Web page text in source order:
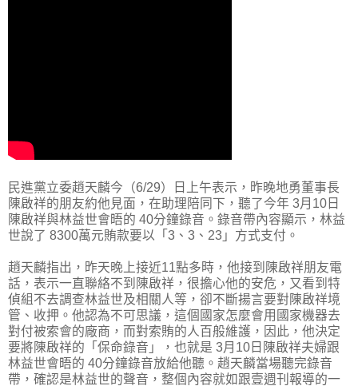
民進黨立委趙天麟今（6/29）日上午表示，昨晚地勇董事長
陳啟祥的朋友約他見面，在助理陪同下，聽了今年 3月10日
陳啟祥與林益世會晤的 40分鐘錄音。錄音帶內容顯示，林益
世說了 8300萬元賄款要以「3、3、23」方式支付。
趙天麟指出，昨天晚上接近11點多時，他接到陳啟祥朋友電
話，表示一直聯絡不到陳啟祥，很擔心他的安危，又看到特
偵組不去調查林益世及相關人等，卻不斷揚言要對陳啟祥境
管、收押。他認為不可思議，這個國家怎麼會用國家機器去
對付被索會的廠商，而對索賄的人百般維護，因此，他決定
要將陳啟祥的「保命錄音」，也就是 3月10日陳啟祥夫婦跟
林益世會晤的 40分鐘錄音放給他聽。趙天麟當場聽完錄音
帶，確認是林益世的聲音，整個內容就如跟壹週刊報導的一